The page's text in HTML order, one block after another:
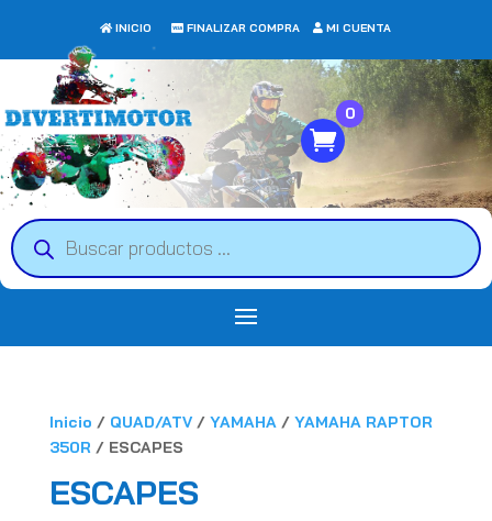
INICIO FINALIZAR COMPRA MI CUENTA
Búsqueda
de
productos
0
Inicio / QUAD/ATV/ YAMAHA/ YAMAHA RAPTOR
350R/ ESCAPES
ESCAPES